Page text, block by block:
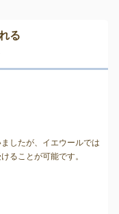
る
したが、イエウールでは
ることが可能です。